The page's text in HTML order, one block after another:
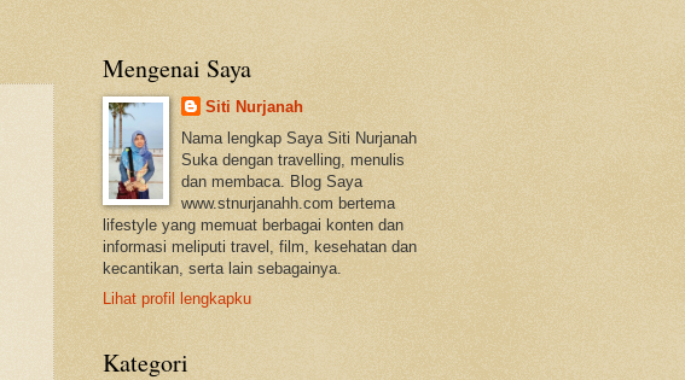
Mengenai Saya
Siti Nurjanah
Nama lengkap Saya Siti Nurjanah
Suka dengan travelling, menulis
dan membaca. Blog Saya
www.stnurjanahh.com bertema
lifestyle yang memuat berbagai konten dan
informasi meliputi travel, film, kesehatan dan
kecantikan, serta lain sebagainya.
Lihat profil lengkapku
Kategori